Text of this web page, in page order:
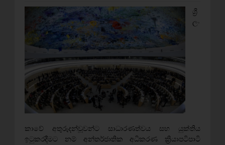
ශ්‍රී
ලං
කාවේ අතුරුදන්වූවන්ට සාධාරණත්වය සහ යුක්‌තිය
ඉටුකරදීමට නම් අන්තර්ජාතික අධිකරණ ක්‍රියාපටිපාටි